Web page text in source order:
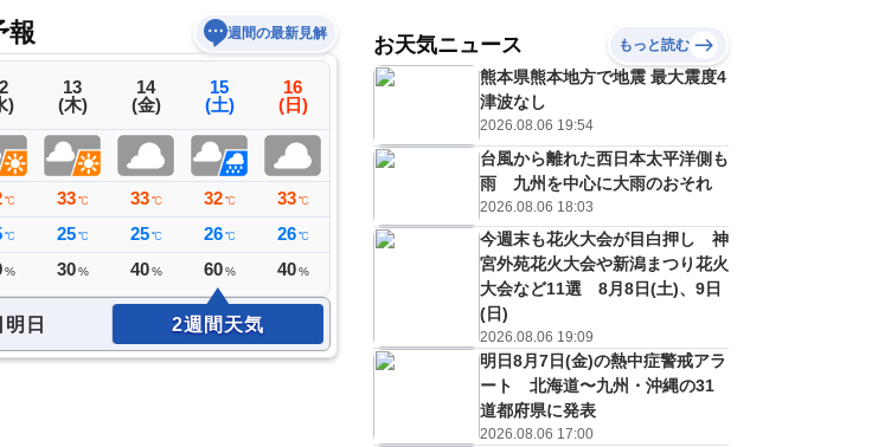
報 週間の最新見解
)
℃
℃
%
13
(木)
33℃
25℃
30%
14
(金)
33 ℃
25 ℃
40 %
15
(土)
32 ℃
26 ℃
60 %
16
(日)
33 ℃
26 ℃
40 %
17
℃ 25
19
(水)
E
33 ℃
25℃
30%
20
D
33℃
25℃
30%
B
C
低
？
日 2週間天気
お天気ニュース もっと読む
熊本県熊本地方で地震 最大震度4
津波なし
2026.08.06 19:54
台風から離れた西日本太平洋側も
雨 九州を中心に大雨のおそれ
2026.08.06 18:03
今週末も花火大会が目白押し 神
宮外苑花火大会や新潟まつり花火
大会など11選 8月8日(土)、9日
(日)
2026.08.06 19:09
明日8月7日(金)の熱中症警戒アラ
ート 北海道〜九州・沖縄の31
道都府県に発表
2026.08.06 17:00